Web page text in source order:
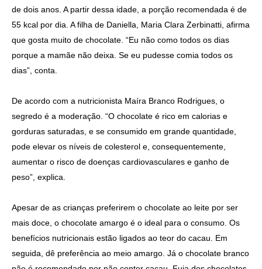
de dois anos. A partir dessa idade, a porção recomendada é de
55 kcal por dia. A filha de Daniella, Maria Clara Zerbinatti, afirma
que gosta muito de chocolate. “Eu não como todos os dias
porque a mamãe não deixa. Se eu pudesse comia todos os
dias”, conta.
De acordo com a nutricionista Maíra Branco Rodrigues, o
segredo é a moderação. “O chocolate é rico em calorias e
gorduras saturadas, e se consumido em grande quantidade,
pode elevar os níveis de colesterol e, consequentemente,
aumentar o risco de doenças cardiovasculares e ganho de
peso”, explica.
Apesar de as crianças preferirem o chocolate ao leite por ser
mais doce, o chocolate amargo é o ideal para o consumo. Os
benefícios nutricionais estão ligados ao teor do cacau. Em
seguida, dê preferência ao meio amargo. Já o chocolate branco